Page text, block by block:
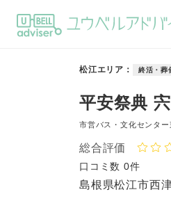
松江エリア 終活・葬
平安祭典
市営バス・文化センタ
総合評価
口コミ数 0件
島根県松江市西